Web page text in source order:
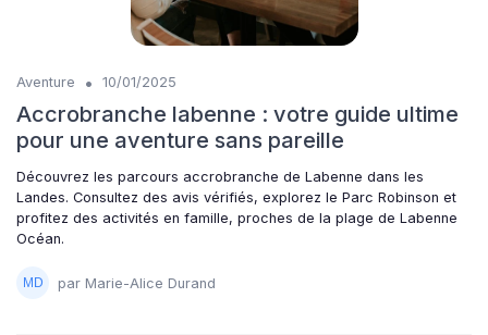
Aventure • 10/01/2025
Accrobranche labenne : votre guide ultime
pour une aventure sans pareille
Découvrez les parcours accrobranche de Labenne dans les
Landes. Consultez des avis vérifiés, explorez le Parc Robinson et
profitez des activités en famille, proches de la plage de Labenne
Océan.
par Marie-Alice Durand